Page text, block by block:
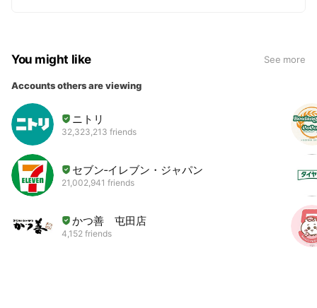
・口座名 株式会社 たかはしダリア（ カ）タカハシダリ
ア）
You might like See more
Accounts others are viewing
ニトリ
32,323,213 friends
セブン‐イレブン・ジャパン
21,002,941 friends
かつ善 屯田店
4,152 friends